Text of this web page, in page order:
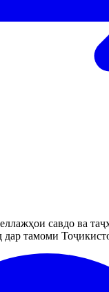
савдо ва
дар тамоми